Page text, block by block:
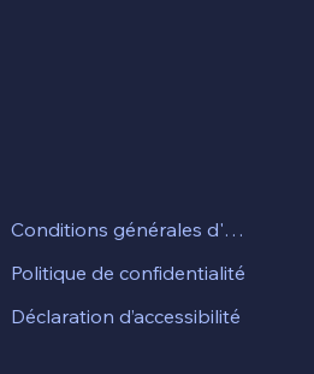
Conditions générales d'utilisation
Politique de confidentialité
Déclaration d’accessibilité